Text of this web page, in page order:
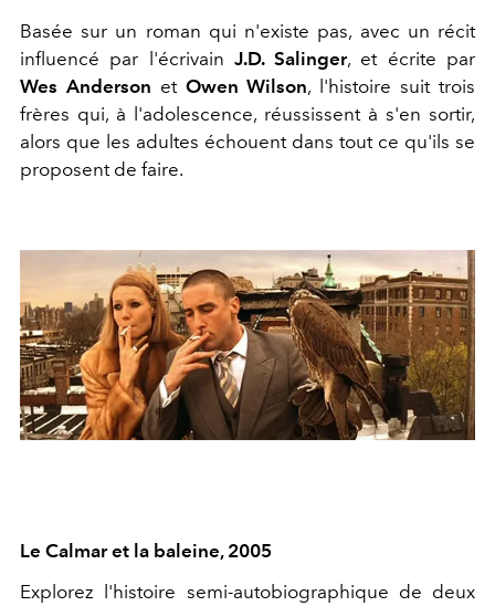
Basée sur un roman qui n'existe pas, avec un récit
influencé par l'écrivain J.D. Salinger, et écrite par
Wes Anderson et Owen Wilson, l'histoire suit trois
frères qui, à l'adolescence, réussissent à s'en sortir,
alors que les adultes échouent dans tout ce qu'ils se
proposent de faire.
Le Calmar et la baleine, 2005
Explorez l'histoire semi-autobiographique de deux